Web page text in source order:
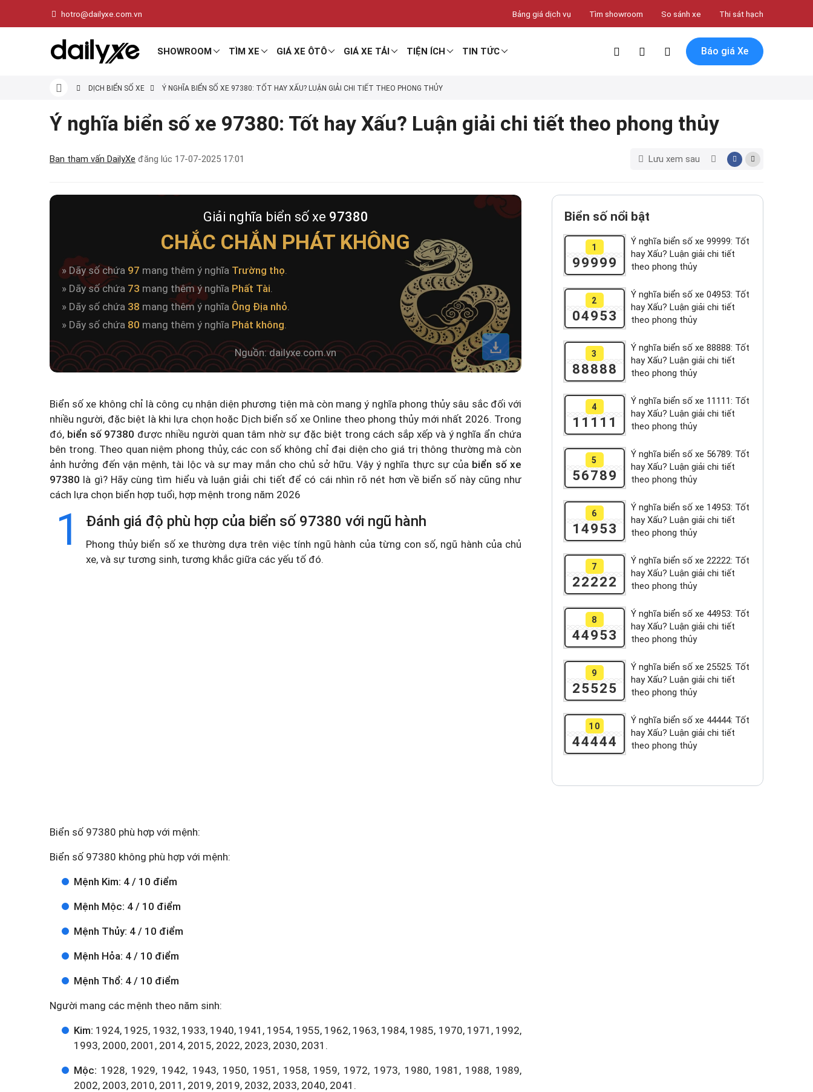
hotro@dailyxe.com.vn Bảng giá dịch vụ Tìm showroom So sánh xe Thi sát hạch
SHOWROOM TÌM XE GIÁ XE ÔTÔ GIÁ XE TẢI TIỆN ÍCH TIN TỨC Báo giá Xe
DỊCH BIỂN SỐ XE Ý NGHĨA BIỂN SỐ XE 97380: TỐT HAY XẤU? LUẬN GIẢI CHI TIẾT THEO PHONG THỦY
Ý nghĩa biển số xe 97380: Tốt hay Xấu? Luận giải chi tiết theo phong thủy
Ban tham vấn DailyXe đăng lúc 17-07-2025 17:01 Lưu xem sau
Giải nghĩa biển số xe 97380
CHẮC CHẮN PHÁT KHÔNG
» Dãy số chứa 97 mang thêm ý nghĩa Trường thọ.
» Dãy số chứa 73 mang thêm ý nghĩa Phất Tài.
» Dãy số chứa 38 mang thêm ý nghĩa Ông Địa nhỏ.
» Dãy số chứa 80 mang thêm ý nghĩa Phát không.
Nguồn: dailyxe.com.vn
Biển số xe không chỉ là công cụ nhận diện phương tiện mà còn mang ý nghĩa phong thủy sâu sắc đối với
nhiều người, đặc biệt là khi lựa chọn hoặc Dịch biển số xe Online theo phong thủy mới nhất 2026. Trong
đó, biển số 97380 được nhiều người quan tâm nhờ sự đặc biệt trong cách sắp xếp và ý nghĩa ẩn chứa
bên trong. Theo quan niệm phong thủy, các con số không chỉ đại diện cho giá trị thông thường mà còn
ảnh hưởng đến vận mệnh, tài lộc và sự may mắn cho chủ sở hữu. Vậy ý nghĩa thực sự của biển số xe
97380 là gì? Hãy cùng tìm hiểu và luận giải chi tiết để có cái nhìn rõ nét hơn về biển số này cũng như
cách lựa chọn biển hợp tuổi, hợp mệnh trong năm 2026
1 Đánh giá độ phù hợp của biển số 97380 với ngũ hành
Phong thủy biển số xe thường dựa trên việc tính ngũ hành của từng con số, ngũ hành của chủ
xe, và sự tương sinh, tương khắc giữa các yếu tố đó.
Biển số 97380 phù hợp với mệnh:
Biển số 97380 không phù hợp với mệnh:
Mệnh Kim: 4 / 10 điểm
Mệnh Mộc: 4 / 10 điểm
Mệnh Thủy: 4 / 10 điểm
Mệnh Hỏa: 4 / 10 điểm
Mệnh Thổ: 4 / 10 điểm
Người mang các mệnh theo năm sinh:
Kim: 1924, 1925, 1932, 1933, 1940, 1941, 1954, 1955, 1962, 1963, 1984, 1985, 1970, 1971, 1992,
1993, 2000, 2001, 2014, 2015, 2022, 2023, 2030, 2031.
Mộc: 1928, 1929, 1942, 1943, 1950, 1951, 1958, 1959, 1972, 1973, 1980, 1981, 1988, 1989,
2002, 2003, 2010, 2011, 2019, 2019, 2032, 2033, 2040, 2041.
Biển số nổi bật
1
99999
Ý nghĩa biển số xe 99999: Tốt
hay Xấu? Luận giải chi tiết
theo phong thủy
2
04953
Ý nghĩa biển số xe 04953: Tốt
hay Xấu? Luận giải chi tiết
theo phong thủy
3
88888
Ý nghĩa biển số xe 88888: Tốt
hay Xấu? Luận giải chi tiết
theo phong thủy
4
11111
Ý nghĩa biển số xe 11111: Tốt
hay Xấu? Luận giải chi tiết
theo phong thủy
5
56789
Ý nghĩa biển số xe 56789: Tốt
hay Xấu? Luận giải chi tiết
theo phong thủy
6
14953
Ý nghĩa biển số xe 14953: Tốt
hay Xấu? Luận giải chi tiết
theo phong thủy
7
22222
Ý nghĩa biển số xe 22222: Tốt
hay Xấu? Luận giải chi tiết
theo phong thủy
8
44953
Ý nghĩa biển số xe 44953: Tốt
hay Xấu? Luận giải chi tiết
theo phong thủy
9
25525
Ý nghĩa biển số xe 25525: Tốt
hay Xấu? Luận giải chi tiết
theo phong thủy
10
44444
Ý nghĩa biển số xe 44444: Tốt
hay Xấu? Luận giải chi tiết
theo phong thủy